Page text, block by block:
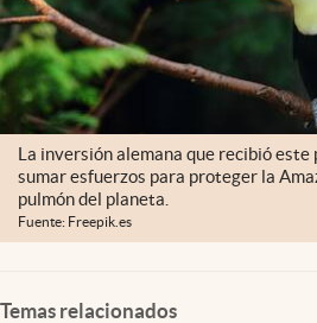
La inversión alemana que recibió este
sumar esfuerzos para proteger la
pulmón del planeta.
Fuente: Freepik.es
Temas relacionados